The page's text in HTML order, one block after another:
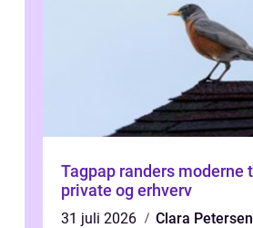
Tagpap randers moderne tage til
private og erhverv
31 juli 2026
Clara Petersen